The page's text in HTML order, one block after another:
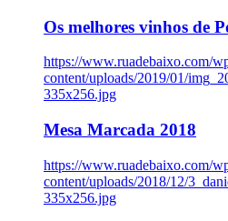
Os melhores vinhos de
https://www.ruadebaixo.com/
content/uploads/2019/01/
335x256.jpg
Mesa Marcada 2018
https://www.ruadebaixo.com/
content/uploads/2018/12/
335x256.jpg